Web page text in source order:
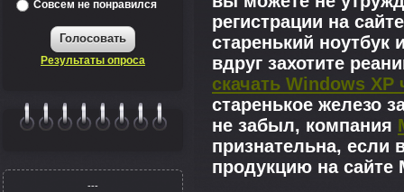
регистрации на
старенький
вдруг захотите
скачать Windows XP
старенькое железо
не забыл, компания
признательна, если
продукцию на сайте
Совсем не понравился
Голосовать
Результаты опроса
---